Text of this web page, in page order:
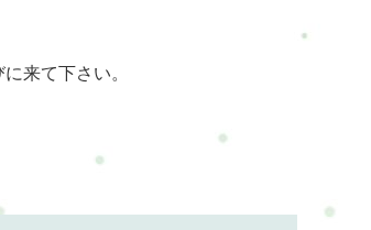
来て下さい。